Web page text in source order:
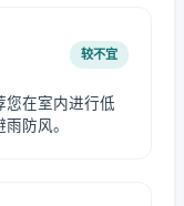
较不宜
您在室内进行低
防风。